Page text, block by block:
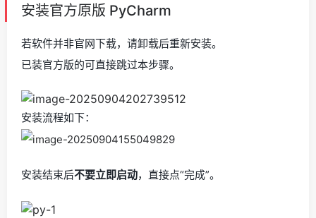
安装官方原版 PyCharm
若软件并非官网下载，请卸载后重新安装。
已装官方版的可直接跳过本步骤。
安装流程如下：
安装结束后不要立即启动，直接点“完成”。